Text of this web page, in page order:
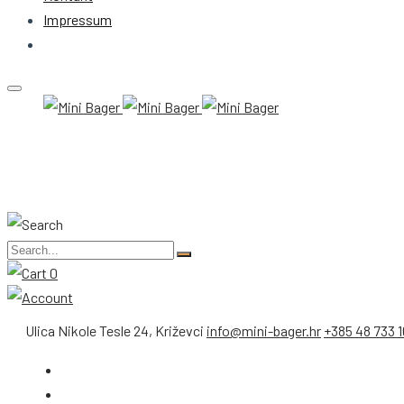
Impressum
0
Ulica Nikole Tesle 24, Križevci info@mini-bager.hr +385 48 733